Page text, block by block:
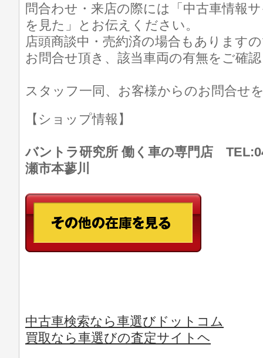
問合わせ・来店の際には「中古車情報
を見た」とお伝えください。
店頭商談中・売約済の場合もあります
お問合せ頂き、該当車両の有無をご確
スタッフ一同、お客様からのお問合せ
【ショップ情報】
バントラ研究所 働く車の専門店
瀬市本蓼川
中古車検索なら車選びドットコム
買取なら車選びの査定サイトヘ